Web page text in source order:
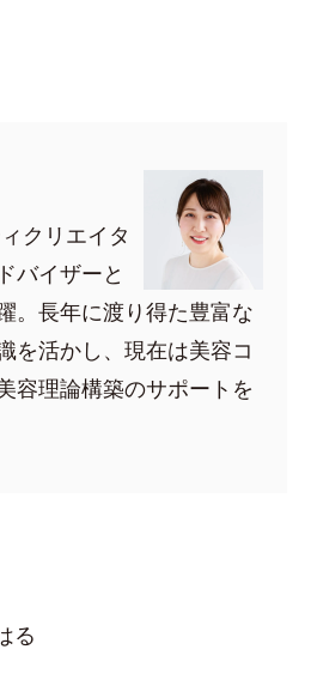
クリエイタ
バイザーと
。長年に渡り得た豊富な
を活かし、現在は美容コ
容理論構築のサポートを
る